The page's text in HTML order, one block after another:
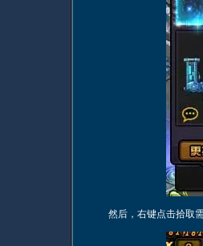
然后，右键点击拾取需